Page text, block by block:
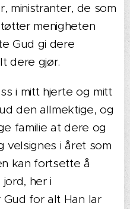
ministranter, de som
menigheten
Gud gi dere
dere gjør.
i mitt hjerte og mitt
den allmektige, og
familie at dere og
velsignes i året som
kan fortsette å
her i
for alt Han lar